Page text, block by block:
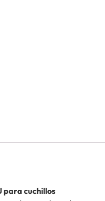
para cuchillos